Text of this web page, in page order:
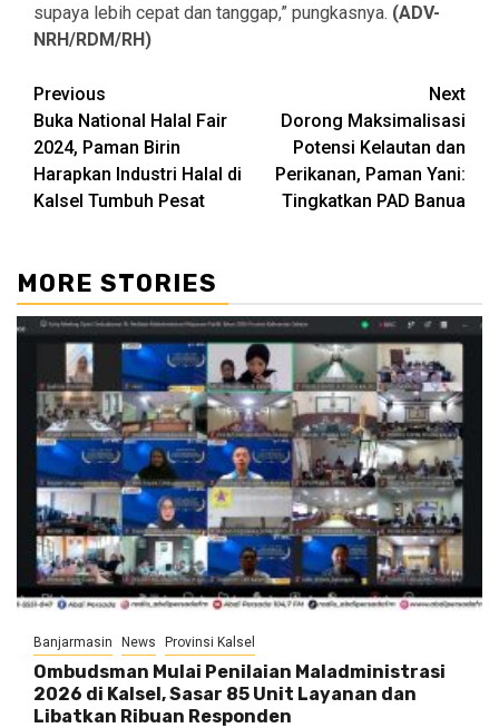
supaya lebih cepat dan tanggap,” pungkasnya. (ADV-
NRH/RDM/RH)
Continue
Reading
Previous
Buka National Halal Fair
2024, Paman Birin
Harapkan Industri Halal di
Kalsel Tumbuh Pesat
Next
Dorong Maksimalisasi
Potensi Kelautan dan
Perikanan, Paman Yani:
Tingkatkan PAD Banua
MORE STORIES
Banjarmasin News Provinsi Kalsel
Ombudsman Mulai Penilaian Maladministrasi
2026 di Kalsel, Sasar 85 Unit Layanan dan
Libatkan Ribuan Responden